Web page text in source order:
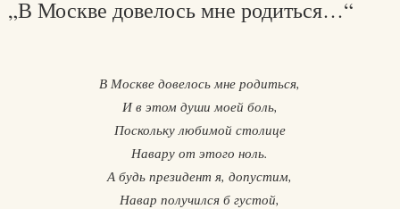
„В Москве довелось мне родиться…“
В Москве довелось мне родиться,
И в этом души моей боль,
Поскольку любимой столице
Навару от этого ноль.
А будь президент я, допустим,
Навар получился б густой,